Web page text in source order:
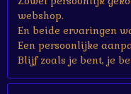
webshop.
En beide ervaringen
Een persoonlijke
Blijf zoals je bent, je